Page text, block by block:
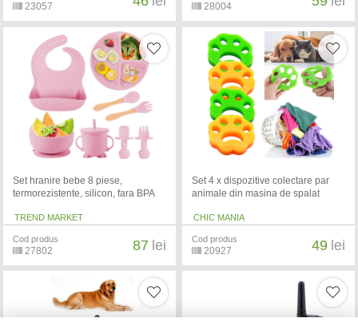
23057 28004
Set hranire bebe 8 piese,
termorezistente, silicon, fara BPA
TREND MARKET
Cod produs
27802 87 lei
Set 4 x dispozitive colectare par
animale din masina de spalat
CHIC MANIA
Cod produs
20927 49 lei